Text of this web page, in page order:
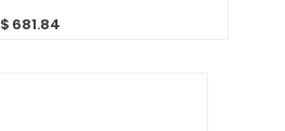
$ 681.84